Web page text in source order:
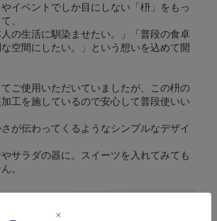
イベントでしか目にしない「枡」をもっ
、
人の生活に馴染ませたい。」「普段の食卓
空間にしたい。」という想いを込めて開
ご使用いただいていましたが、この枡の
工を施しているので安心して普段使いい
が伝わってくるようなシンプルなデザイ
サラダの器に。スイーツを入れてみても
。